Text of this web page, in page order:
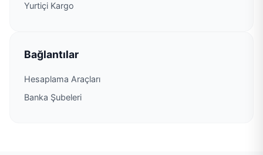
Yurtiçi Kargo
Bağlantılar
Hesaplama Araçları
Banka Şubeleri